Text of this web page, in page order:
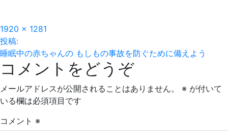
フ
ル
サ
イ
ズ
1920 × 1281
投
稿
ナ
ビ
ゲ
投稿:
睡眠中の赤ちゃんの もしもの事故を防ぐために備えよう
コメントをどうぞ
メールアドレスが公開されることはありません。 ※ が付いて
いる欄は必須項目です
コメント ※